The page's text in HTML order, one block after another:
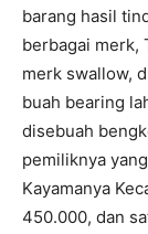
barang hasil
berbagai merk,
merk swallow,
buah bearing
disebuah
pemiliknya
Kayamanya
450.000, dan